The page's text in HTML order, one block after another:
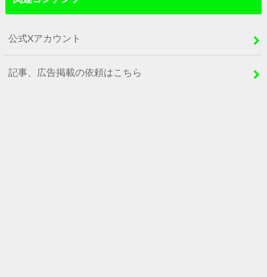
公式Xアカウント
記事、広告掲載の依頼はこちら